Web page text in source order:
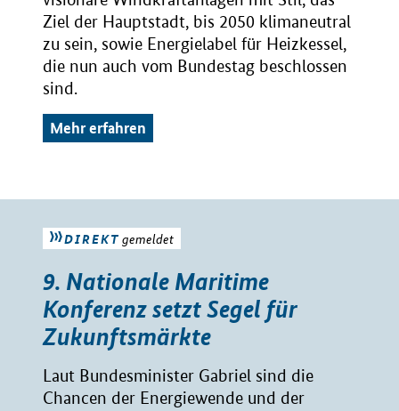
Ziel der Hauptstadt, bis 2050 klimaneutral
zu sein, sowie Energielabel für Heizkessel,
die nun auch vom Bundestag beschlossen
sind.
Mehr erfahren
DIREKT gemeldet
9. Nationale Maritime
Konferenz setzt Segel für
Zukunftsmärkte
Laut Bundesminister Gabriel sind die
Chancen der Energiewende und der